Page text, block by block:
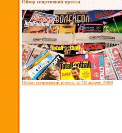
Обзор спортивной прессы
Обзор спортивной прессы за 10 апреля 2009